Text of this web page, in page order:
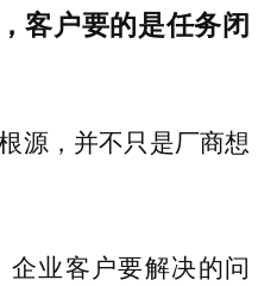
客户要的是任务闭
源，并不只是厂商想
企业客户要解决的问